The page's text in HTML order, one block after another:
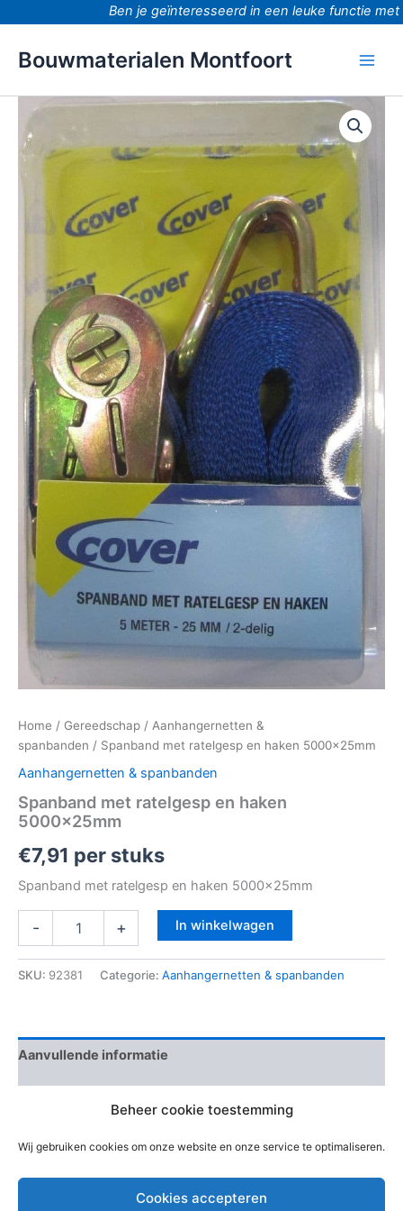
Beheer cookie toestemming
Wij gebruiken cookies om onze website en onze service te optimaliseren.
Cookies accepteren
Ben je geïnteresseerd in een leuke functie met
Bouwmaterialen Montfoort
Home / Gereedschap / Aanhangernetten &
spanbanden / Spanband met ratelgesp en haken 5000x25mm
Aanhangernetten & spanbanden
Spanband met ratelgesp en haken
5000x25mm
€7,91 per stuks
Spanband met ratelgesp en haken 5000x25mm
-
Spanband
met
ratelgesp
en
haken
+ In winkelwagen
SKU: 92381 Categorie: Aanhangernetten & spanbanden
Aanvullende informatie
Beoordelingen (0)